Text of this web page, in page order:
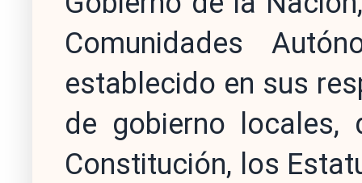
Comunidades
establecido en sus
de gobierno
Constitución, los